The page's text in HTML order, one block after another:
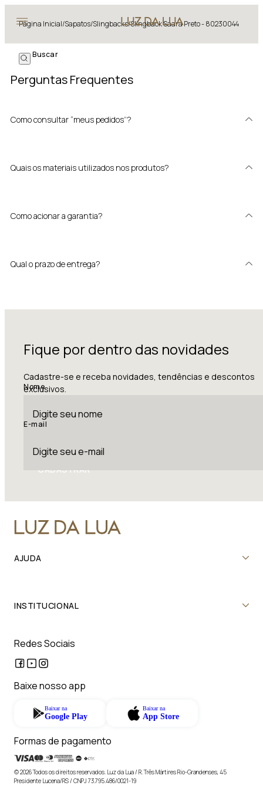
Página Inicial/Sapatos/Slingbacks/Slingback Saara Preto - 80230044
Perguntas Frequentes
Como consultar “meus pedidos”?
Quais os materiais utilizados nos produtos?
Como acionar a garantia?
Qual o prazo de entrega?
Fique por dentro das novidades
Cadastre-se e receba novidades, tendências e descontos
exclusivos.
Nome
E-mail
CADASTRAR
AJUDA
INSTITUCIONAL
Redes Sociais
Baixe nosso app
Baixar na
Google Play
Baixar na
App Store
Formas de pagamento
© 2026 Todos os direitos reservados. Luz da Lua / R. Três Mártires Rio-Grandenses, 45
Presidente Lucena/RS / CNPJ 73.795.486/0021-19